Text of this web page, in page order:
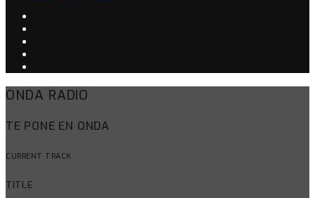
ONDA RADIO
TE PONE EN ONDA
CURRENT TRACK
TITLE